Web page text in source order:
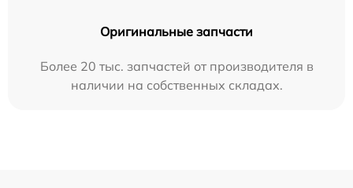
Оригинальные запчасти
Более 20 тыс. запчастей от производителя в
наличии на собственных складах.